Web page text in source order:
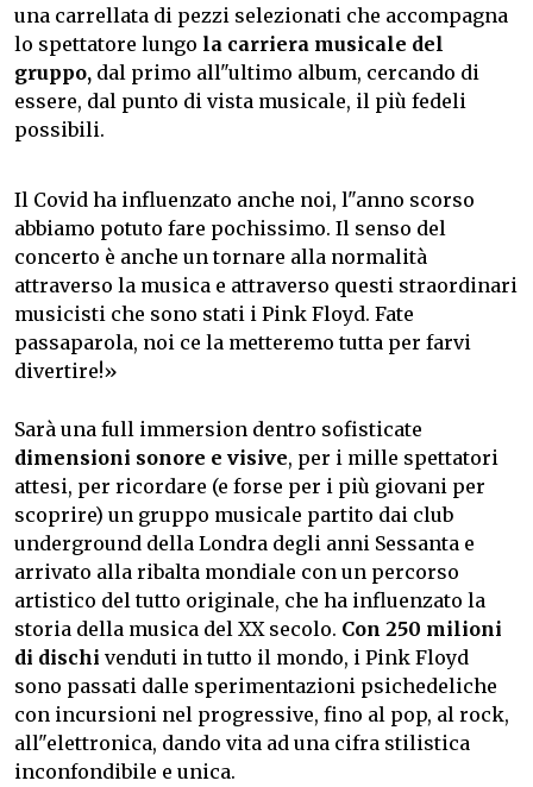
una carrellata di pezzi selezionati che accompagna
lo spettatore lungo la carriera musicale del
gruppo, dal primo all"ultimo album, cercando di
essere, dal punto di vista musicale, il più fedeli
possibili.
Il Covid ha influenzato anche noi, l"anno scorso
abbiamo potuto fare pochissimo. Il senso del
concerto è anche un tornare alla normalità
attraverso la musica e attraverso questi straordinari
musicisti che sono stati i Pink Floyd. Fate
passaparola, noi ce la metteremo tutta per farvi
divertire!»
Sarà una full immersion dentro sofisticate
dimensioni sonore e visive, per i mille spettatori
attesi, per ricordare (e forse per i più giovani per
scoprire) un gruppo musicale partito dai club
underground della Londra degli anni Sessanta e
arrivato alla ribalta mondiale con un percorso
artistico del tutto originale, che ha influenzato la
storia della musica del XX secolo. Con 250 milioni
di dischi venduti in tutto il mondo, i Pink Floyd
sono passati dalle sperimentazioni psichedeliche
con incursioni nel progressive, fino al pop, al rock,
all"elettronica, dando vita ad una cifra stilistica
inconfondibile e unica.